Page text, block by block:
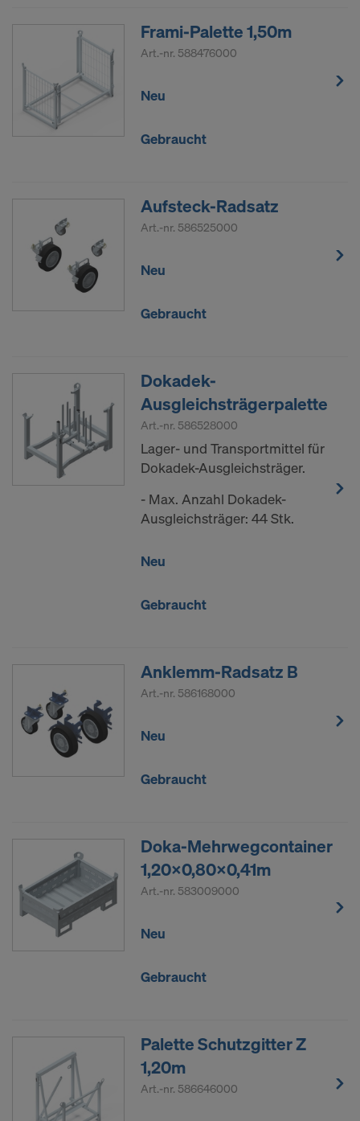
Frami-Palette 1,50m
Art.-nr. 588476000
Neu
Gebraucht
Aufsteck-Radsatz
Art.-nr. 586525000
Neu
Gebraucht
Dokadek-
Ausgleichsträgerpalette
Art.-nr. 586528000
Lager- und Transportmittel für
Dokadek-Ausgleichsträger.
- Max. Anzahl Dokadek-
Ausgleichsträger: 44 Stk.
Neu
Gebraucht
Anklemm-Radsatz B
Art.-nr. 586168000
Neu
Gebraucht
Doka-Mehrwegcontainer
1,20x0,80x0,41m
Art.-nr. 583009000
Neu
Gebraucht
Palette Schutzgitter Z
1,20m
Art.-nr. 586646000